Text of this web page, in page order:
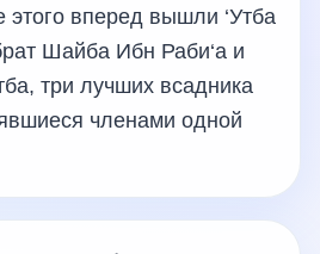
вперед вышли ‘Утба
Шайба Ибн Раби‘а и
три лучших всадника
членами одной